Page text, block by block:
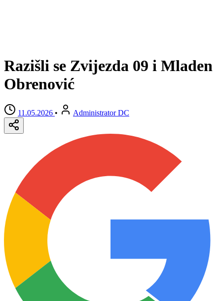
Razišli se Zvijezda 09 i Mladen
Obrenović
11.05.2026 • Administrator DC